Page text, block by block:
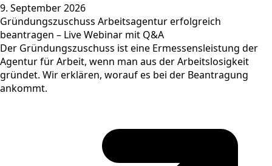
9. September 2026
Gründungszuschuss Arbeitsagentur erfolgreich
beantragen – Live Webinar mit Q&A
Der Gründungszuschuss ist eine Ermessensleistung der
Agentur für Arbeit, wenn man aus der Arbeitslosigkeit
gründet. Wir erklären, worauf es bei der Beantragung
ankommt.